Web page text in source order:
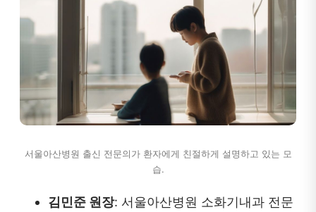
서울아산병원 출신 전문의가 환자에게 친절하게 설명하고 있는 모
습.
김민준 원장: 서울아산병원 소화기내과 전문